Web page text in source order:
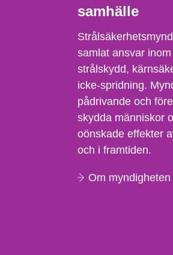
samhälle
samlat ansvar
strålskydd,
icke-spridning.
pådrivande och
skydda människor
oönskade effekter
och i framtiden.
Om myndigheten